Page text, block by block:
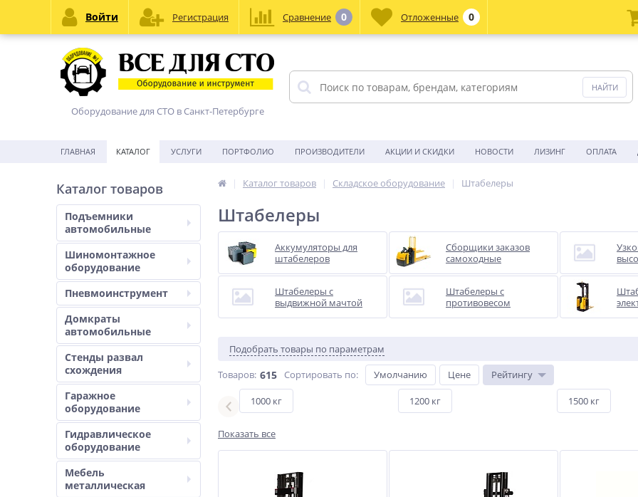
Оборудование для СТО в Санкт-Петербурге
ГЛАВНАЯ КАТАЛОГ УСЛУГИ ПОРТФОЛИО ПРОИЗВОДИТЕЛИ АКЦИИ И СКИДКИ НОВОСТИ ЛИЗИНГ ОПЛАТА
Каталог товаров
Подъемники
автомобильные
Шиномонтажное
оборудование
Пневмоинструмент
Домкраты
автомобильные
Стенды развал
схождения
Гаражное
оборудование
Гидравлическое
оборудование
Мебель
металлическая
Каталог товаров Складское оборудование Штабелеры
Штабелеры
Аккумуляторы для
штабелеров
Сборщики заказов
самоходные
Штабелеры с
выдвижной мачтой
Штабелеры с
противовесом
Подобрать товары по параметрам
Товаров: 615 Сортировать по: Умолчанию Цене Рейтингу
2000 кг 1000 кг 1200 кг 1500 кг
Показать все
Войти Регистрация Сравнение 0 Отложенные 0